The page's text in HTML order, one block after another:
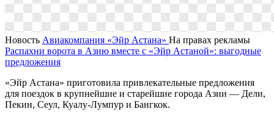
Новость Авиакомпания «Эйр Астана» На правах рекламы
Распахни ворота в Азию вместе с «Эйр Астаной»: выгодные
предложения
«Эйр Астана» приготовила привлекательные предложения
для поездок в крупнейшие и старейшие города Азии ― Дели,
Пекин, Сеул, Куалу-Лумпур и Бангкок.